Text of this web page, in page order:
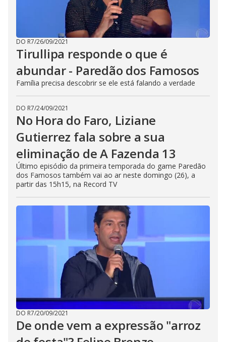
DO R7/26/09/2021
Tirullipa responde o que é
abundar - Paredão dos Famosos
Família precisa descobrir se ele está falando a verdade
DO R7/24/09/2021
No Hora do Faro, Liziane
Gutierrez fala sobre a sua
eliminação de A Fazenda 13
Último episódio da primeira temporada do game Paredão
dos Famosos também vai ao ar neste domingo (26), a
partir das 15h15, na Record TV
DO R7/20/09/2021
De onde vem a expressão "arroz